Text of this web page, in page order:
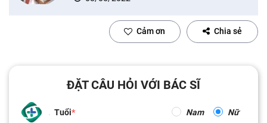
Cảm ơn Chia sẻ
ĐẶT CÂU HỎI VỚI BÁC SĨ
Tuổi Nam Nữ